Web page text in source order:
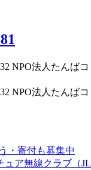
NPO法人たんば
NPO法人たんば
・寄付も募集中
ア無線クラブ（